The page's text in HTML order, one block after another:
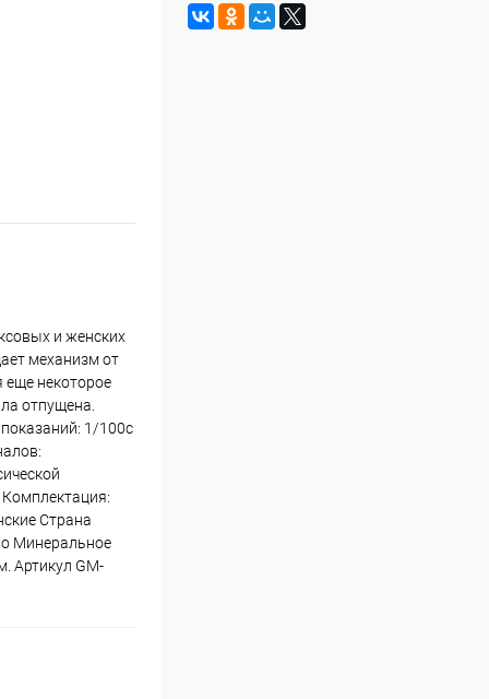
и женских
механизм от
еще некоторое
отпущена.
1/100с
Страна
Минеральное
Артикул GM-